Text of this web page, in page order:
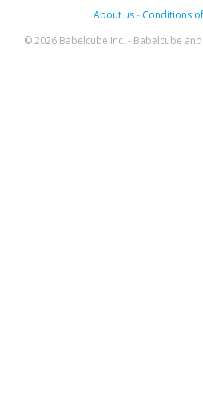
About us- Conditions
© 2026 Babelcube Inc. - Babelcube